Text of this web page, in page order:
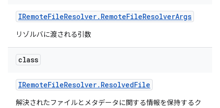
IRemoteFileResolver. RemoteFileResolverArgs
リゾルバに渡される引数
class
IRemoteFileResolver. ResolvedFile
解決されたファイルとメタデータに関する情報を保持するク